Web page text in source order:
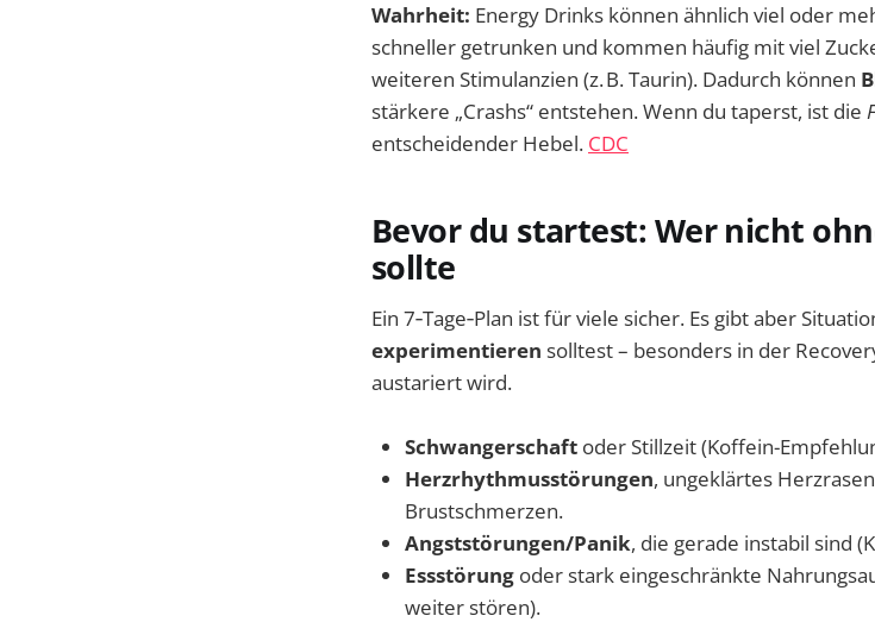
Wahrheit: Energy Drinks können ähnlich viel oder
schneller getrunken und kommen häufig mit viel
weiteren Stimulanzien (z. B. Taurin). Dadurch können
stärkere „Crashs“ entstehen. Wenn du taperst, ist die
entscheidender Hebel. CDC
Bevor du startest: Wer nicht
sollte
Ein 7‑Tage‑Plan ist für viele sicher. Es gibt aber
experimentieren solltest – besonders in der
austariert wird.
Schwangerschaft oder Stillzeit (Koffein-
Herzrhythmusstörungen, ungeklärtes
Brustschmerzen.
Angststörungen/Panik, die gerade instabil sind
Essstörung oder stark eingeschränkte
weiter stören).